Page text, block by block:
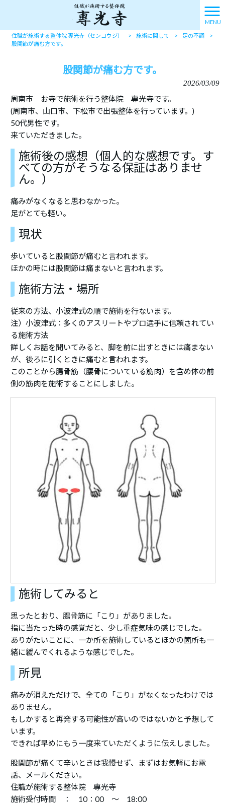
MENU
住職が施術する整体院 專光寺（センコウジ） > 施術に関して > 足の不調
>
股関節が痛む方です。
股関節が痛む方です。
2026/03/09
周南市 お寺で施術を行う整体院 專光寺です。
(周南市、山口市、下松市で出張整体を行っています。)
50代男性です。
来ていただきました。
施術後の感想（個人的な感想です。す
べての方がそうなる保証はありませ
ん。）
痛みがなくなると思わなかった。
足がとても軽い。
現状
歩いていると股関節が痛むと言われます。
ほかの時には股関節は痛まないと言われます。
施術方法・場所
従来の方法、小波津式の順で施術を行ないます。
注）小波津式：多くのアスリートやプロ選手に信頼されてい
る施術方法
詳しくお話を聞いてみると、脚を前に出すときには痛まない
が、後ろに引くときに痛むと言われます。
このことから腸骨筋（腰骨についている筋肉）を含め体の前
側の筋肉を施術することにしました。
施術してみると
思ったとおり、腸骨筋に「こり」がありました。
指に当たった時の感覚だと、少し重症気味の感じでした。
ありがたいことに、一か所を施術しているとほかの箇所も一
緒に緩んでくれるような感じでした。
所見
痛みが消えただけで、全ての「こり」がなくなったわけでは
ありません。
もしかすると再発する可能性が高いのではないかと予想して
います。
できれば早めにもう一度来ていただくように伝えしました。
股関節が痛くて辛いときは我慢せず、まずはお気軽にお電
話、メールください。
住職が施術する整体院 專光寺
施術受付時間 ： 10：00 ～ 18:00